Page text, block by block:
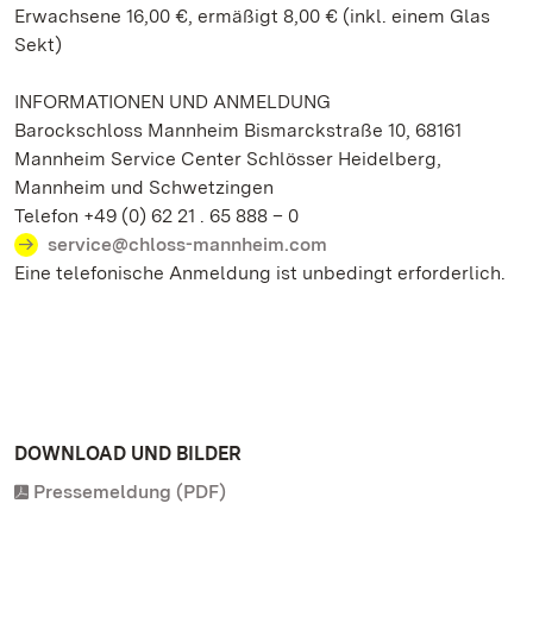
Erwachsene 16,00 €, ermäßigt 8,00 € (inkl. einem Glas
Sekt)
INFORMATIONEN UND ANMELDUNG
Barockschloss Mannheim Bismarckstraße 10, 68161
Mannheim Service Center Schlösser Heidelberg,
Mannheim und Schwetzingen
Telefon +49 (0) 62 21 . 65 888 – 0
service@chloss-mannheim.com
Eine telefonische Anmeldung ist unbedingt erforderlich.
DOWNLOAD UND BILDER
Pressemeldung (PDF)